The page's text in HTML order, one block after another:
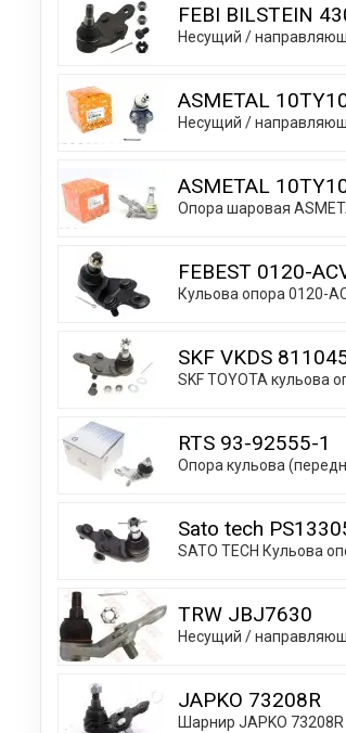
FEBI BILSTEIN
Несущий /
ASMETAL
Несущий /
ASMETAL
Опора шаровая
FEBEST 0120-
Кульова опора 0120-
SKF VKDS
SKF TOYOTA кульова
RTS 93-92555-1
Опора кульова
Sato tech
SATO TECH Кульова
TRW JBJ7630
Несущий /
JAPKO 73208R
Шарнир JAPKO 73208R